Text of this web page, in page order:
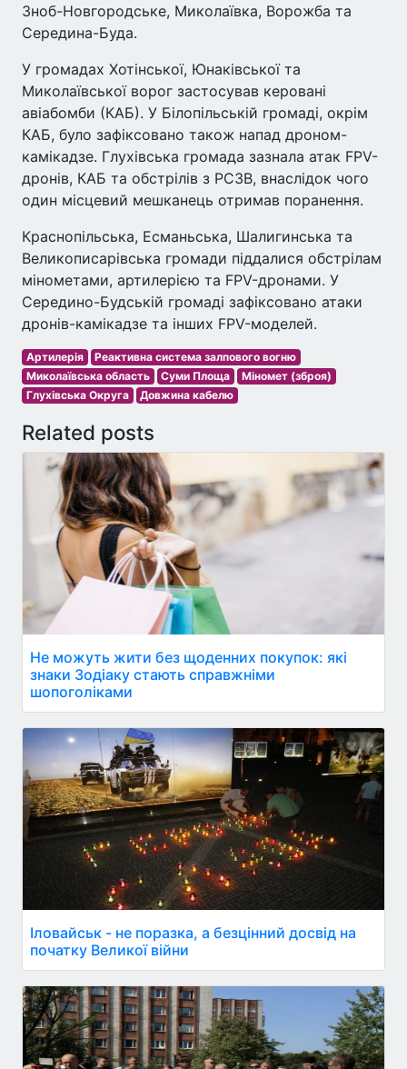
Зноб-Новгородське, Миколаївка, Ворожба та
Середина-Буда.
У громадах Хотінської, Юнаківської та
Миколаївської ворог застосував керовані
авіабомби (КАБ). У Білопільській громаді, окрім
КАБ, було зафіксовано також напад дроном-
камікадзе. Глухівська громада зазнала атак FPV-
дронів, КАБ та обстрілів з РСЗВ, внаслідок чого
один місцевий мешканець отримав поранення.
Краснопільська, Есманьська, Шалигинська та
Великописарівська громади піддалися обстрілам
мінометами, артилерією та FPV-дронами. У
Середино-Будській громаді зафіксовано атаки
дронів-камікадзе та інших FPV-моделей.
Артилерія
Реактивна система залпового вогню
Миколаївська область
Суми Площа
Міномет (зброя)
Глухівська Округа
Довжина кабелю
Related posts
Не можуть жити без щоденних покупок: які
знаки Зодіаку стають справжніми
шопоголіками
Іловайськ - не поразка, а безцінний досвід на
початку Великої війни